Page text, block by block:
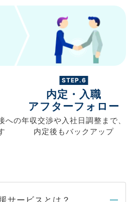
への
STEP.6
内定・入職
アフターフォロー
年収交渉や入社日調整まで、
内定後もバックアップ